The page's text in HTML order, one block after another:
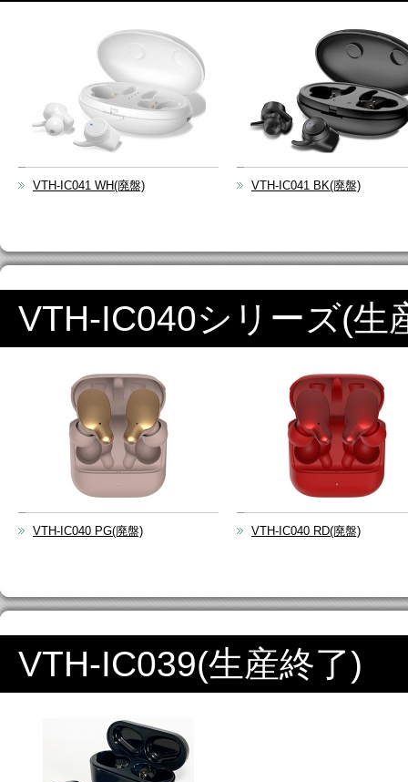
VTH-IC041 WH(廃盤) VTH-IC041 BK(廃盤)
VTH-IC040シリーズ(生
VTH-IC040 PG(廃盤) VTH-IC040 RD(廃盤)
VTH-IC039(生産終了)